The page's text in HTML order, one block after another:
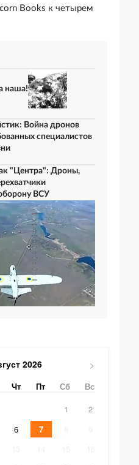
Books к четырем
наша!
Война дронов
специалистов
"Центра": Дроны,
ВСУ
2026 >
Чт Пт Сб
Вс
1
2
6 7